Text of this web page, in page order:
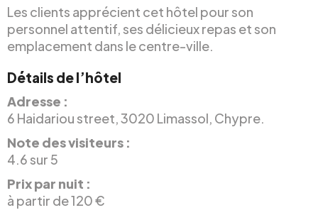
Les clients apprécient cet hôtel pour son
personnel attentif, ses délicieux repas et son
emplacement dans le centre-ville.
Détails de l’hôtel
Adresse :
6 Haidariou street, 3020 Limassol, Chypre.
Note des visiteurs :
4.6 sur 5
Prix par nuit :
à partir de 120 €